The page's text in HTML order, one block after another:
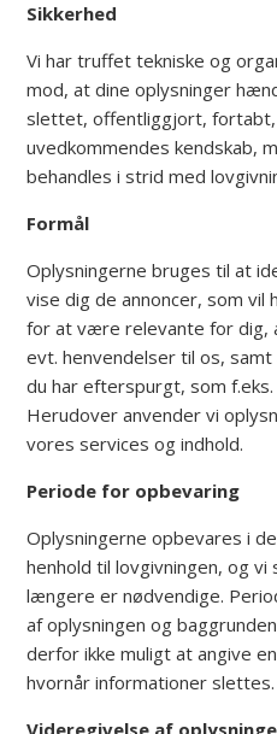
Sikkerhed
Vi har truffet tekniske og
mod, at dine oplysninger
slettet, offentliggjort,
uvedkommendes kendskab,
behandles i strid med
Formål
Oplysningerne bruges til at
vise dig de annoncer, som vil
for at være relevante for dig,
evt. henvendelser til os,
du har efterspurgt, som
Herudover anvender vi
vores services og indhold.
Periode for opbevaring
Oplysningerne opbevares i
henhold til lovgivningen, og
længere er nødvendige.
af oplysningen og
derfor ikke muligt at angive
hvornår informationer slettes.
Videregivelse af